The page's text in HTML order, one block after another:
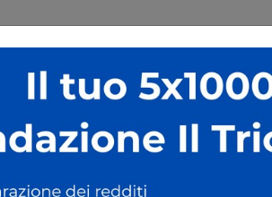
CHI SIAMO PROGETTI EVENTI E